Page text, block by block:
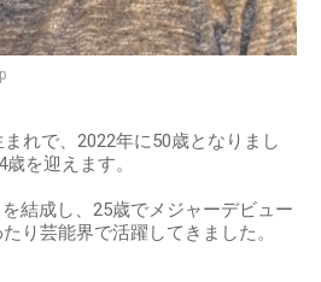
まれで、2022年に50歳となりまし
を迎えます。
結成し、25歳でメジャーデビュー
り芸能界で活躍してきました。